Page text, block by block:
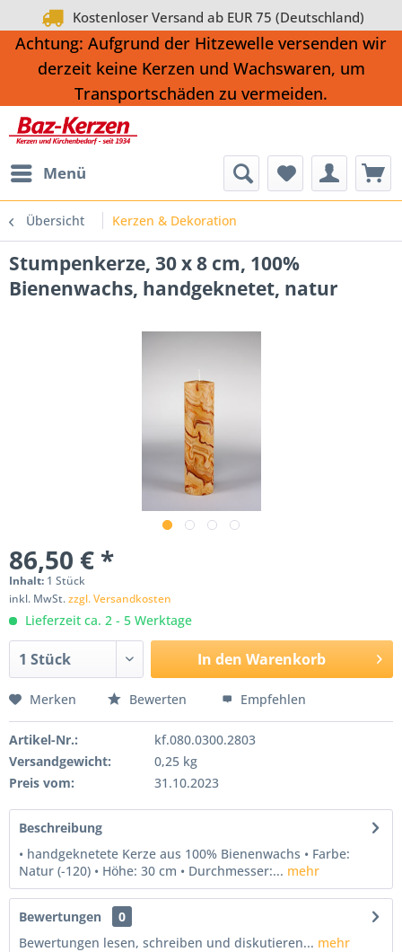
Kostenloser Versand ab EUR 75 (Deutschland)
Achtung: Aufgrund der Hitzewelle versenden wir
derzeit keine Kerzen und Wachswaren, um
Transportschäden zu vermeiden.
Menü
Übersicht Kerzen & Dekoration
Stumpenkerze, 30 x 8 cm, 100%
Bienenwachs, handgeknetet, natur
86,50 € *
Inhalt: 1 Stück
inkl. MwSt.zzgl. Versandkosten
Lieferzeit ca. 2 - 5 Werktage
In den Warenkorb
Merken Bewerten Empfehlen
Artikel-Nr.:
kf.080.0300.2803
Versandgewicht:
0,25 kg
Preis vom:
31.10.2023
Beschreibung
• handgeknetete Kerze aus 100% Bienenwachs • Farbe:
Natur (-120) • Höhe: 30 cm • Durchmesser:... mehr
Bewertungen
0
Bewertungen lesen, schreiben und diskutieren... mehr